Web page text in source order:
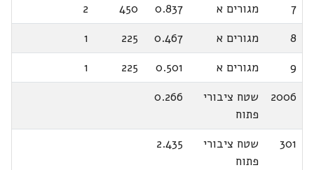
7
מגורים א 0.837
450
2
8
מגורים א 0.467
225
1
9
מגורים א 0.501
225
1
2006
שטח ציבורי
פתוח
0.266
301
שטח ציבורי
פתוח
2.435